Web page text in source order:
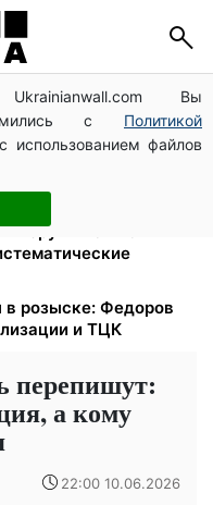
Вы
с Политикой
использованием файлов
для
передал груз на
Пенсионный фонд
поручил СНБО
розыске: Федоров
и ТЦК
перепишут:
а кому
22:00 10.06.2026